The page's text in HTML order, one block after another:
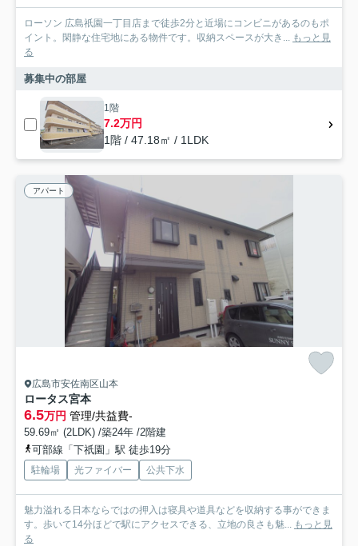
ローソン 広島祇園一丁目店まで徒歩2分と近場にコンビニがあるのもポ
イント。閑静な住宅地にある物件です。収納スペースが大き... もっと見
る
募集中の部屋
1階
7.2万円
1階 / 47.18㎡ / 1LDK
アパート
広島市安佐南区山本
ロータス宮本
6.5万円 管理/共益費-
59.69㎡ (2LDK) /築24年 /2階建
可部線「下祇園」駅 徒歩19分
駐輪場 光ファイバー 公共下水
魅力溢れる日本ならではの押入は寝具や道具などを収納する事ができま
す。歩いて14分ほどで駅にアクセスできる、立地の良さも魅... もっと見
る